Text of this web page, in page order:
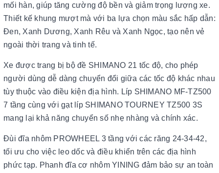
mối hàn, giúp tăng cường độ bền và giảm trọng lượng xe.
Thiết kế khung mượt mà với ba lựa chọn màu sắc hấp dẫn:
Đen, Xanh Dương, Xanh Rêu và Xanh Ngọc, tạo nên vẻ
ngoài thời trang và tinh tế.
Xe được trang bị bộ đề SHIMANO 21 tốc độ, cho phép
người dùng dễ dàng chuyển đổi giữa các tốc độ khác nhau
tùy thuộc vào điều kiện địa hình. Líp SHIMANO MF-TZ500
7 tầng cùng với gạt líp SHIMANO TOURNEY TZ500 3S
mang lại khả năng chuyển số nhẹ nhàng và chính xác.
Đùi đĩa nhôm PROWHEEL 3 tầng với các răng 24-34-42,
tối ưu cho việc leo dốc và điều khiển trên các địa hình
phức tạp. Phanh đĩa cơ nhôm YINING đảm bảo sự an toàn